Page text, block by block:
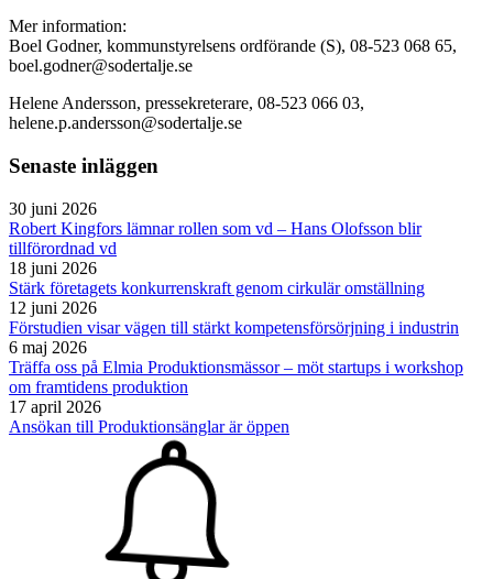
Mer information:
Boel Godner, kommunstyrelsens ordförande (S), 08-523 068 65,
boel.godner@sodertalje.se
Helene Andersson, pressekreterare, 08-523 066 03,
helene.p.andersson@sodertalje.se
Senaste inläggen
30 juni 2026
Robert Kingfors lämnar rollen som vd – Hans Olofsson blir
tillförordnad vd
18 juni 2026
Stärk företagets konkurrenskraft genom cirkulär omställning
12 juni 2026
Förstudien visar vägen till stärkt kompetensförsörjning i industrin
6 maj 2026
Träffa oss på Elmia Produktionsmässor – möt startups i workshop
om framtidens produktion
17 april 2026
Ansökan till Produktionsänglar är öppen